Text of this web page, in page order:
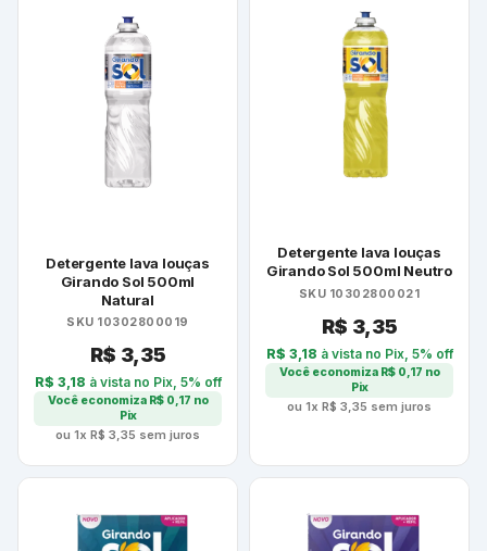
Detergente lava louças
Girando Sol 500ml
Natural
SKU 10302800019
R$ 3,35
R$ 3,18 à vista no Pix, 5% off
Você economiza R$0,17 no
Pix
ou 1x R$ 3,35 sem juros
Detergente lava louças
Girando Sol 500ml Neutro
SKU 10302800021
R$ 3,35
R$ 3,18 à vista no Pix, 5% off
Você economiza R$0,17 no
Pix
ou 1x R$ 3,35 sem juros